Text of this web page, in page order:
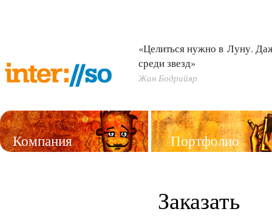
«Целиться нужно в Луну.
среди звезд»
Жан Бодрийяр
Компания Портфолио
Заказать